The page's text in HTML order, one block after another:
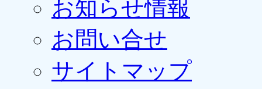
お知らせ情報
お問い合せ
サイトマップ